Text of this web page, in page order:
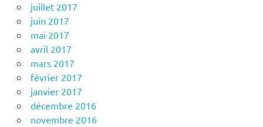
juillet 2017
juin 2017
mai 2017
avril 2017
mars 2017
février 2017
janvier 2017
décembre 2016
novembre 2016